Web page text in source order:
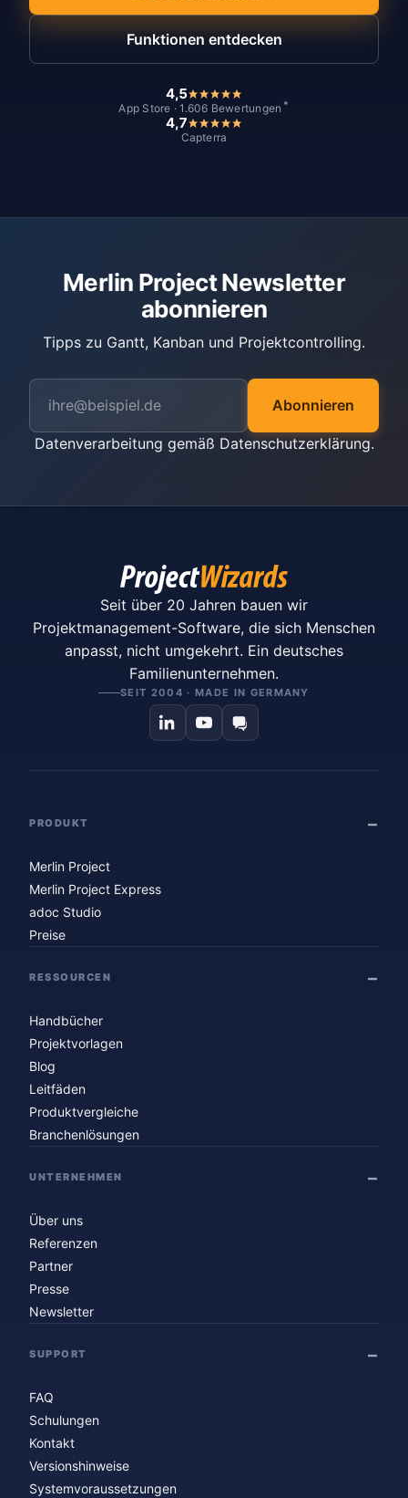
Funktionen entdecken
4,5
App Store · 1.606 Bewertungen *
4,7
Capterra
Merlin Project Newsletter
abonnieren
Tipps zu Gantt, Kanban und Projektcontrolling.
Abonnieren
Datenverarbeitung gemäß Datenschutzerklärung.
Seit über 20 Jahren bauen wir
Projektmanagement-Software, die sich Menschen
anpasst, nicht umgekehrt. Ein deutsches
Familienunternehmen.
SEIT 2004 · MADE IN GERMANY
PRODUKT
Merlin Project
Merlin Project Express
adoc Studio
Preise
RESSOURCEN
Handbücher
Projektvorlagen
Blog
Leitfäden
Produktvergleiche
Branchenlösungen
UNTERNEHMEN
Über uns
Referenzen
Partner
Presse
Newsletter
SUPPORT
FAQ
Schulungen
Kontakt
Versionshinweise
Systemvoraussetzungen